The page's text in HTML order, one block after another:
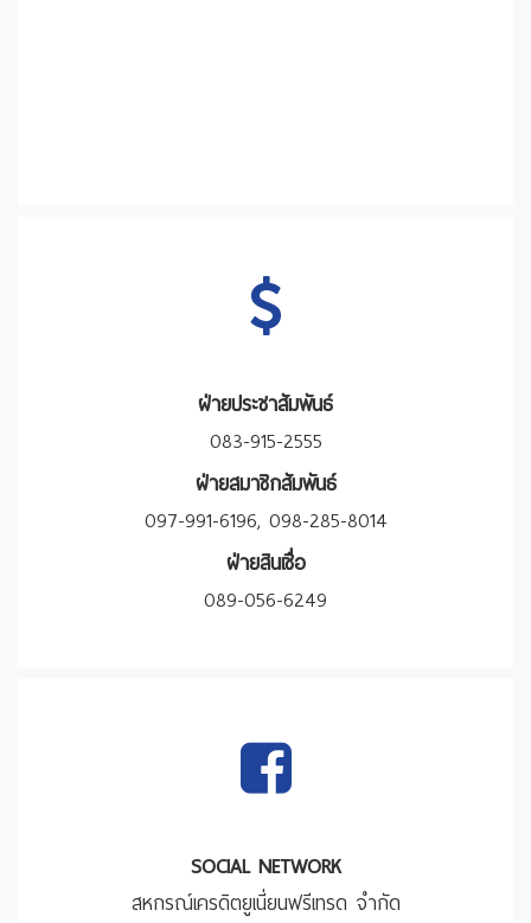
ฝ่ายประชาสัมพันธ์
083-915-2555
ฝ่ายสมาชิกสัมพันธ์
097-991-6196, 098-285-8014
ฝ่ายสินเชื่อ
089-056-6249
SOCIAL NETWORK
สหกรณ์เครดิตยูเนี่ยนฟรีเทรด จำกัด